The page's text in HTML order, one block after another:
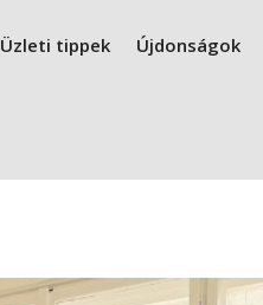
Üzleti tippek Újdonságok